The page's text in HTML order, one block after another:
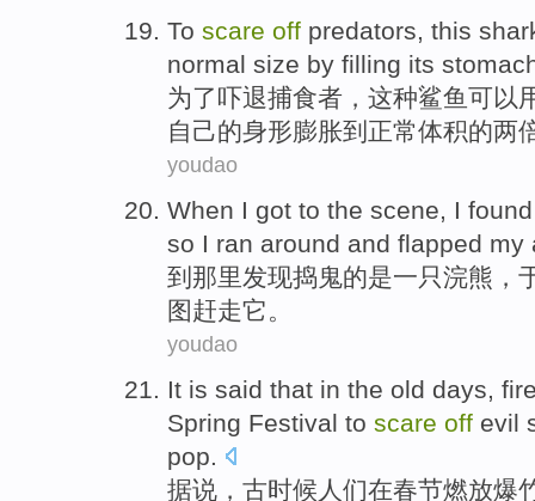
To scare off predators, this
normal size by filling its
为了吓退捕食者 ， 这种鲨鱼可以
自己的身形膨胀到 正常体积的两
youdao
When I got to the scene, I
so I ran around and flapped my
到 那里发现捣鬼的是一只浣熊 ，
图赶走它。
youdao
It is said that in the old days,
Spring Festival to scare off evil
pop.
据说 ，古时候人们在春节燃放爆